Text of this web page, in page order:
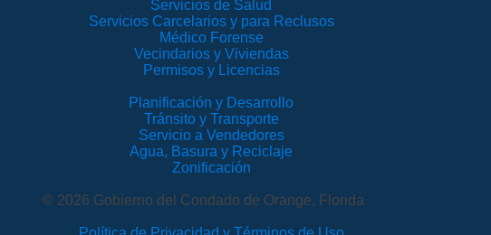
Servicios de Salud
Servicios Carcelarios y para Reclusos
Médico Forense
Vecindarios y Viviendas
Permisos y Licencias
Planificación y Desarrollo
Tránsito y Transporte
Servicio a Vendedores
Agua, Basura y Reciclaje
Zonificación
© 2026 Gobierno del Condado de Orange, Florida